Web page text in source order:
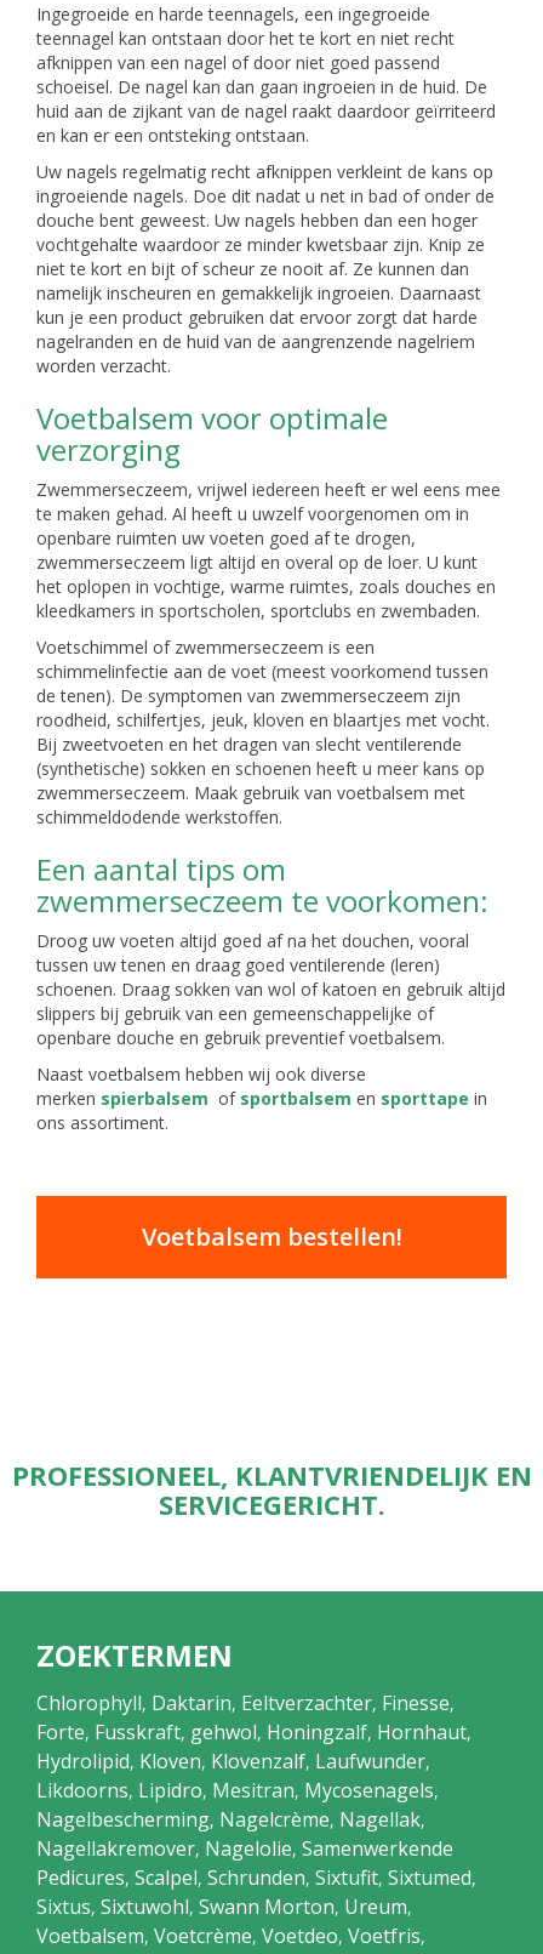
Ingegroeide en harde teennagels, een ingegroeide
teennagel kan ontstaan door het te kort en niet recht
afknippen van een nagel of door niet goed passend
schoeisel. De nagel kan dan gaan ingroeien in de huid. De
huid aan de zijkant van de nagel raakt daardoor geïrriteerd
en kan er een ontsteking ontstaan.
Uw nagels regelmatig recht afknippen verkleint de kans op
ingroeiende nagels. Doe dit nadat u net in bad of onder de
douche bent geweest. Uw nagels hebben dan een hoger
vochtgehalte waardoor ze minder kwetsbaar zijn. Knip ze
niet te kort en bijt of scheur ze nooit af. Ze kunnen dan
namelijk inscheuren en gemakkelijk ingroeien. Daarnaast
kun je een product gebruiken dat ervoor zorgt dat harde
nagelranden en de huid van de aangrenzende nagelriem
worden verzacht.
Voetbalsem voor optimale
verzorging
Zwemmerseczeem, vrijwel iedereen heeft er wel eens mee
te maken gehad. Al heeft u uwzelf voorgenomen om in
openbare ruimten uw voeten goed af te drogen,
zwemmerseczeem ligt altijd en overal op de loer. U kunt
het oplopen in vochtige, warme ruimtes, zoals douches en
kleedkamers in sportscholen, sportclubs en zwembaden.
Voetschimmel of zwemmerseczeem is een
schimmelinfectie aan de voet (meest voorkomend tussen
de tenen). De symptomen van zwemmerseczeem zijn
roodheid, schilfertjes, jeuk, kloven en blaartjes met vocht.
Bij zweetvoeten en het dragen van slecht ventilerende
(synthetische) sokken en schoenen heeft u meer kans op
zwemmerseczeem. Maak gebruik van voetbalsem met
schimmeldodende werkstoffen.
Een aantal tips om
zwemmerseczeem te voorkomen:
Droog uw voeten altijd goed af na het douchen, vooral
tussen uw tenen en draag goed ventilerende (leren)
schoenen. Draag sokken van wol of katoen en gebruik altijd
slippers bij gebruik van een gemeenschappelijke of
openbare douche en gebruik preventief voetbalsem.
Naast voetbalsem hebben wij ook diverse
merken spierbalsem of sportbalsem en sporttape in
ons assortiment.
Voetbalsem bestellen!
PROFESSIONEEL, KLANTVRIENDELIJK EN
SERVICEGERICHT.
ZOEKTERMEN
Chlorophyll, Daktarin, Eeltverzachter, Finesse,
Forte, Fusskraft, gehwol, Honingzalf, Hornhaut,
Hydrolipid, Kloven, Klovenzalf, Laufwunder,
Likdoorns, Lipidro, Mesitran, Mycosenagels,
Nagelbescherming, Nagelcrème, Nagellak,
Nagellakremover, Nagelolie, Samenwerkende
Pedicures, Scalpel, Schrunden, Sixtufit, Sixtumed,
Sixtus, Sixtuwohl, Swann Morton, Ureum,
Voetbalsem, Voetcrème, Voetdeo, Voetfris,